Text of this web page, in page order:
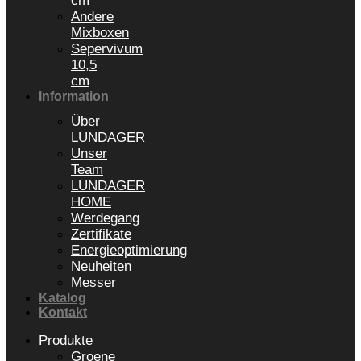
Andere
Mixboxen
Sepervivum
10,5
cm
Information
Über
LUNDAGER
Unser
Team
LUNDAGER
HOME
Werdegang
Zertifikate
Energieoptimierung
Neuheiten
Messer
Katalog
Kontakt
Produkte
Groene